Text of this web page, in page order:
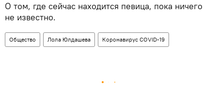
О том, где сейчас находится певица, пока ничего
не известно.
Общество Лола Юлдашева Коронавирус COVID-19